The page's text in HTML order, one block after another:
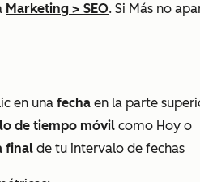
Marketing > SEO. Si Más no
en una fecha en la parte
de tiempo móvil como Hoy o
final de tu intervalo de fechas